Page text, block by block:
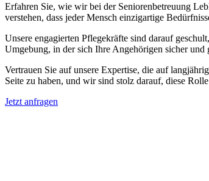
Erfahren Sie, wie wir bei der Seniorenbetreuung
verstehen, dass jeder Mensch einzigartige
Unsere engagierten Pflegekräfte sind darauf
Umgebung, in der sich Ihre Angehörigen sicher und
Vertrauen Sie auf unsere Expertise, die auf
Seite zu haben, und wir sind stolz darauf, diese
Jetzt anfragen